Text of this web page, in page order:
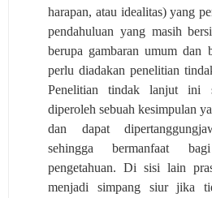
harapan, atau idealitas) yang
pendahuluan yang masih
berupa gambaran umum dan
perlu diadakan penelitian
Penelitian tindak lanjut ini
diperoleh sebuah kesimpulan
dan dapat
sehingga bermanfaat
pengetahuan. Di sisi lain
menjadi simpang siur jika